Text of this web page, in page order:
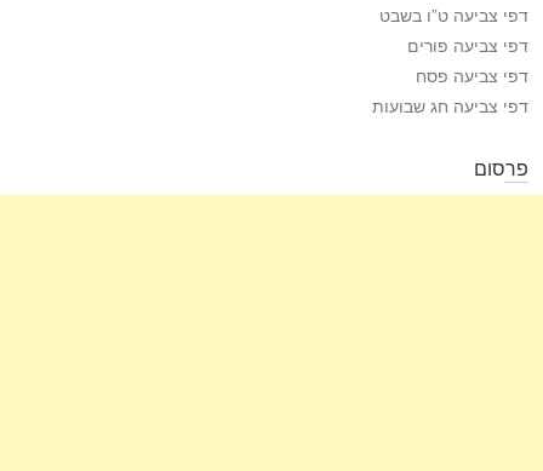
דפי צביעה ט”ו בשבט
דפי צביעה פורים
דפי צביעה פסח
דפי צביעה חג שבועות
פרסום